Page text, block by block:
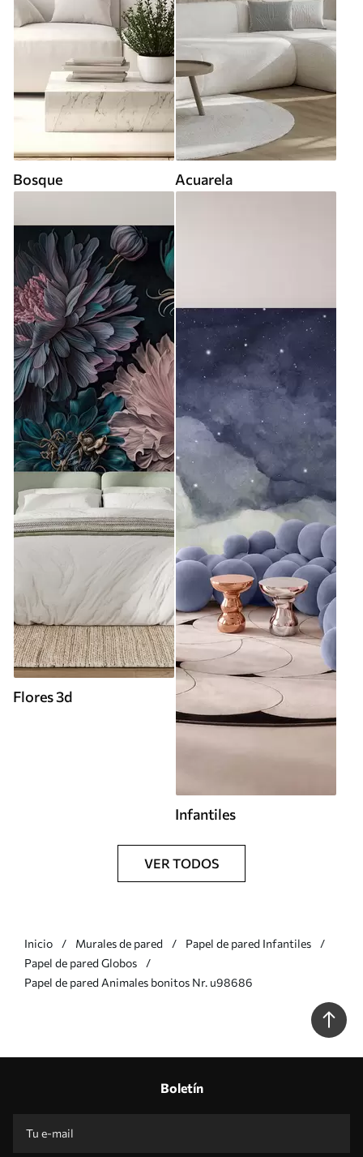
Bosque Acuarela
Flores 3d
Infantiles
VER TODOS
Inicio Murales de pared
Papel de pared Infantiles
Papel de pared Globos
Papel de pared Animales bonitos Nr. u98686
Boletín